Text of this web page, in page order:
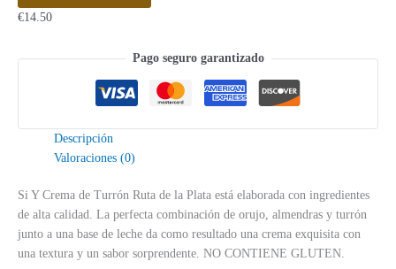
€14.50
Pago seguro garantizado
Descripción
Valoraciones (0)
Si Y Crema de Turrón Ruta de la Plata está elaborada con ingredientes
de alta calidad. La perfecta combinación de orujo, almendras y turrón
junto a una base de leche da como resultado una crema exquisita con
una textura y un sabor sorprendente. NO CONTIENE GLUTEN.